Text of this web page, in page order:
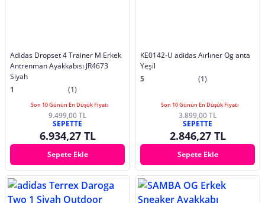
Adidas Dropset 4 Trainer M Erkek
Antrenman Ayakkabısı JR4673
Siyah
1
(1)
Son 10 Günün En Düşük Fiyatı
9.499,00 TL
SEPETTE
6.934,27 TL
Sepete Ekle
KE0142-U adidas Aırlıner Og anta
Yeşil
5
(1)
Son 10 Günün En Düşük Fiyatı
3.899,00 TL
SEPETTE
2.846,27 TL
Sepete Ekle